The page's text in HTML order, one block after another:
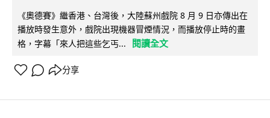
《奧德賽》繼香港、台灣後，大陸蘇州戲院 8 月 9 日亦傳出在
播放時發生意外，戲院出現機器冒煙情況，而播放停止時的畫
格，字幕「來人把這些乞丐...
閱讀全文
分享